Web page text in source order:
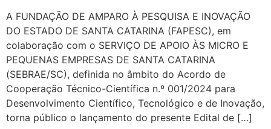
A FUNDAÇÃO DE AMPARO À PESQUISA E INOVAÇÃO
DO ESTADO DE SANTA CATARINA (FAPESC), em
colaboração com o SERVIÇO DE APOIO ÀS MICRO E
PEQUENAS EMPRESAS DE SANTA CATARINA
(SEBRAE/SC), definida no âmbito do Acordo de
Cooperação Técnico-Científica n.º 001/2024 para
Desenvolvimento Científico, Tecnológico e de Inovação,
torna público o lançamento do presente Edital de […]